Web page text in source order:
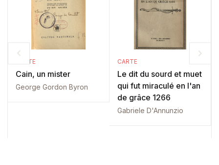
CARTE
Cain, un mister
George Gordon Byron
CARTE
Le dit du sourd et muet
qui fut miraculé en l'an
de grâce 1266
Gabriele D'Annunzio